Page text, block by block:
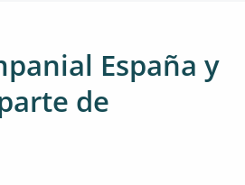
España y
de